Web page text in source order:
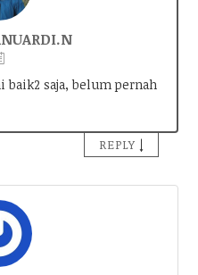
baik2 saja, belum pernah
REPLY ↓